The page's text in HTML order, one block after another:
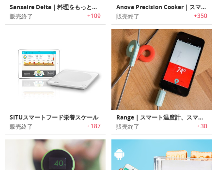
Sansaire Delta｜料理をもっと簡単にするスマートクッキングヘルパー「サンサイヤーデルタ」
販売終了 +109
Anova Precision Cooker｜スマホで真空調理
販売終了 +350
SITUスマートフード栄養スケール
販売終了 +187
Range｜スマート温度計、スマートコック
販売終了 +30